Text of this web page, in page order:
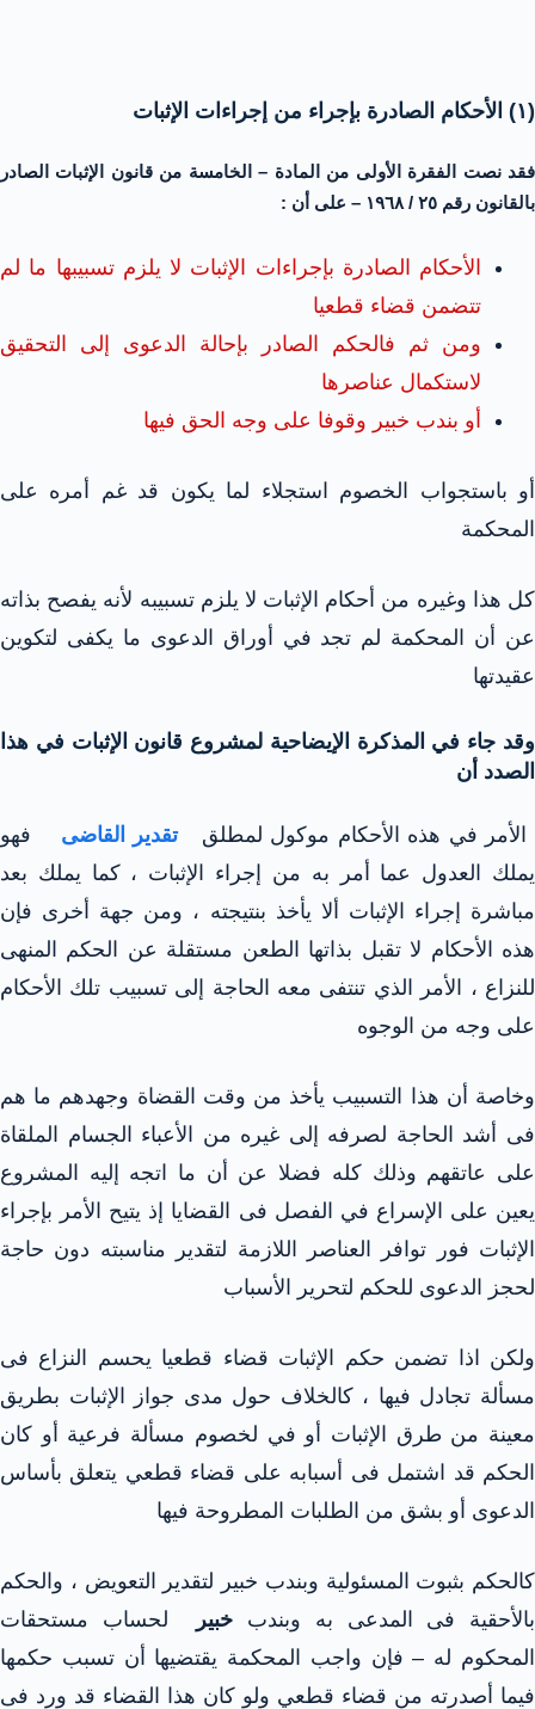
(۱) الأحكام الصادرة بإجراء من إجراءات الإثبات
فقد نصت الفقرة الأولى من المادة – الخامسة من قانون الإثبات الصادر
بالقانون رقم ٢٥ / ١٩٦٨ – على أن :
الأحكام الصادرة بإجراءات الإثبات لا يلزم تسبيبها ما لم
تتضمن قضاء قطعيا
ومن ثم فالحكم الصادر بإحالة الدعوى إلى التحقيق
لاستكمال عناصرها
أو بندب خبير وقوفا على وجه الحق فيها
أو باستجواب الخصوم استجلاء لما يكون قد غم أمره على
المحكمة
كل هذا وغيره من أحكام الإثبات لا يلزم تسبيبه لأنه يفصح بذاته
عن أن المحكمة لم تجد في أوراق الدعوى ما يكفى لتكوين
عقيدتها
وقد جاء في المذكرة الإيضاحية لمشروع قانون الإثبات في هذا
الصدد أن
الأمر في هذه الأحكام موكول لمطلقتقدير القاضى
فهو
يملك العدول عما أمر به من إجراء الإثبات ، كما يملك بعد
مباشرة إجراء الإثبات ألا يأخذ بنتيجته ، ومن جهة أخرى فإن
هذه الأحكام لا تقبل بذاتها الطعن مستقلة عن الحكم المنهى
للنزاع ، الأمر الذي تنتفى معه الحاجة إلى تسبيب تلك الأحكام
على وجه من الوجوه
وخاصة أن هذا التسبيب يأخذ من وقت القضاة وجهدهم ما هم
فى أشد الحاجة لصرفه إلى غيره من الأعباء الجسام الملقاة
على عاتقهم وذلك كله فضلا عن أن ما اتجه إليه المشروع
يعين على الإسراع في الفصل فى القضايا إذ يتيح الأمر بإجراء
الإثبات فور توافر العناصر اللازمة لتقدير مناسبته دون حاجة
لحجز الدعوى للحكم لتحرير الأسباب
ولكن اذا تضمن حكم الإثبات قضاء قطعيا يحسم النزاع فى
مسألة تجادل فيها ، كالخلاف حول مدى جواز الإثبات بطريق
معينة من طرق الإثبات أو في لخصوم مسألة فرعية أو كان
الحكم قد اشتمل فى أسبابه على قضاء قطعي يتعلق بأساس
الدعوى أو بشق من الطلبات المطروحة فيها
كالحكم بثبوت المسئولية وبندب خبير لتقدير التعويض ، والحكم
بالأحقية فى المدعى به وبندب خبير لحساب مستحقات
المحكوم له – فإن واجب المحكمة يقتضيها أن تسبب حكمها
فيما أصدرته من قضاء قطعي ولو كان هذا القضاء قد ورد فى